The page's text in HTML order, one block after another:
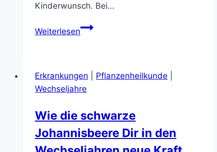
Kinderwunsch. Bei…
WeiterlesenFrauenheilkunde
Erkrankungen Pflanzenheilkunde
Wechseljahre
Wie die schwarze
Johannisbeere Dir in den